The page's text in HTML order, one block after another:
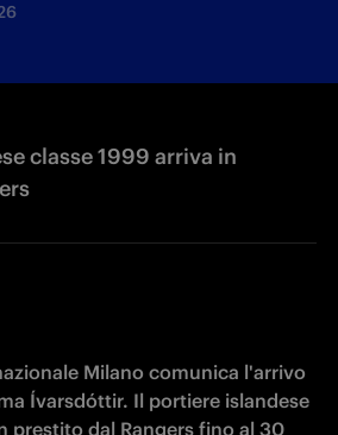
classe 1999 arriva in
Milano comunica l'arrivo
Ívarsdóttir. Il portiere islandese
prestito dal Rangers fino al 30